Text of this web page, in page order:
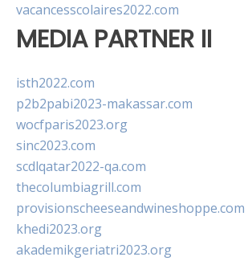
vacancesscolaires2022.com
MEDIA PARTNER II
isth2022.com
p2b2pabi2023-makassar.com
wocfparis2023.org
sinc2023.com
scdlqatar2022-qa.com
thecolumbiagrill.com
provisionscheeseandwineshoppe.com
khedi2023.org
akademikgeriatri2023.org